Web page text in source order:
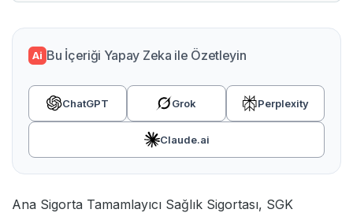
Ai Bu İçeriği Yapay Zeka ile Özetleyin
ChatGPT Grok Perplexity
Claude.ai
Ana Sigorta Tamamlayıcı Sağlık Sigortası, SGK